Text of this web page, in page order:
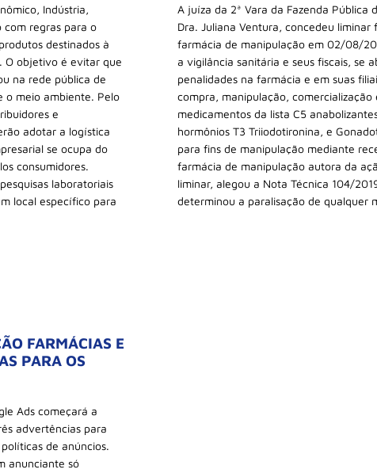
Indústria,
com regras para o
destinados à
O objetivo é evitar que
na rede pública de
o meio ambiente. Pelo
e
adotar a logística
se ocupa do
consumidores.
laboratoriais
local específico para
A juíza da 2ª Vara da Fazenda Pública
Dra. Juliana Ventura, concedeu liminar
farmácia de manipulação em 02/08/
a vigilância sanitária e seus fiscais, se
penalidades na farmácia e em suas
compra, manipulação, comercialização
medicamentos da lista C5
hormônios T3 Triiodotironina, e
para fins de manipulação mediante
farmácia de manipulação autora da
liminar, alegou a Nota Técnica 104/
determinou a paralisação de qualquer
FARMÁCIAS E
PARA OS
Ads começará a
advertências para
de anúncios.
anunciante só